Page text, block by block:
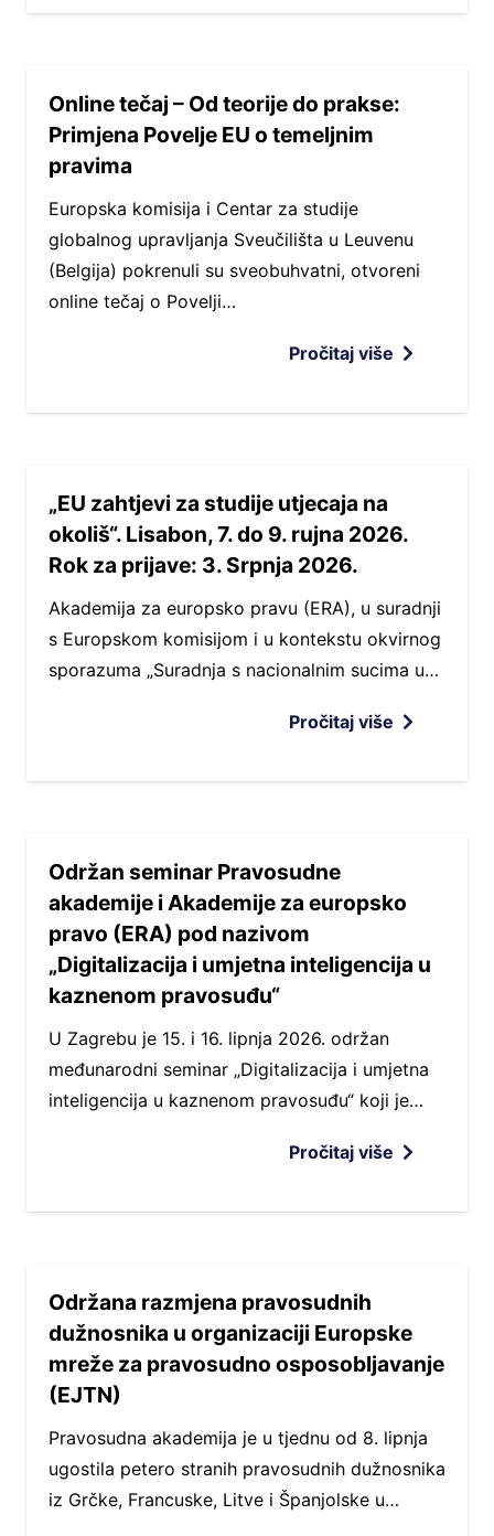
Online tečaj – Od teorije do prakse:
Primjena Povelje EU o temeljnim
pravima
Europska komisija i Centar za studije
globalnog upravljanja Sveučilišta u Leuvenu
(Belgija) pokrenuli su sveobuhvatni, otvoreni
online tečaj o Povelji…
Pročitaj više
„EU zahtjevi za studije utjecaja na
okoliš“. Lisabon, 7. do 9. rujna 2026.
Rok za prijave: 3. Srpnja 2026.
Akademija za europsko pravu (ERA), u suradnji
s Europskom komisijom i u kontekstu okvirnog
sporazuma „Suradnja s nacionalnim sucima u…
Pročitaj više
Održan seminar Pravosudne
akademije i Akademije za europsko
pravo (ERA) pod nazivom
„Digitalizacija i umjetna inteligencija u
kaznenom pravosuđu“
U Zagrebu je 15. i 16. lipnja 2026. održan
međunarodni seminar „Digitalizacija i umjetna
inteligencija u kaznenom pravosuđu“ koji je…
Pročitaj više
Održana razmjena pravosudnih
dužnosnika u organizaciji Europske
mreže za pravosudno osposobljavanje
(EJTN)
Pravosudna akademija je u tjednu od 8. lipnja
ugostila petero stranih pravosudnih dužnosnika
iz Grčke, Francuske, Litve i Španjolske u…